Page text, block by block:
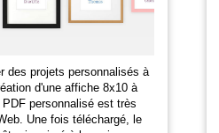
des projets personnalisés à
d'une affiche 8x10 à
personnalisé est très
Une fois téléchargé, le